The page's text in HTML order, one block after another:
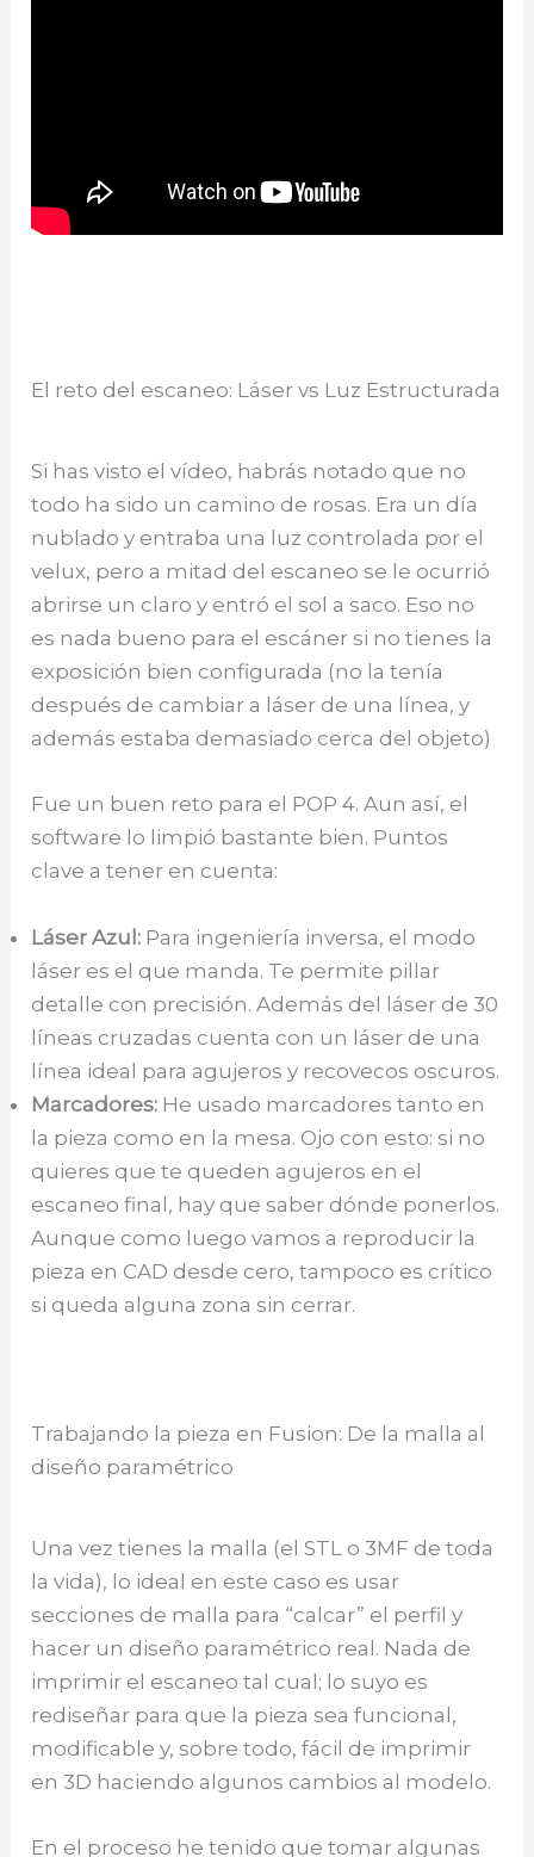
El reto del escaneo: Láser vs Luz Estructurada
Si has visto el vídeo, habrás notado que no
todo ha sido un camino de rosas. Era un día
nublado y entraba una luz controlada por el
velux, pero a mitad del escaneo se le ocurrió
abrirse un claro y entró el sol a saco. Eso no
es nada bueno para el escáner si no tienes la
exposición bien configurada (no la tenía
después de cambiar a láser de una línea, y
además estaba demasiado cerca del objeto)
Fue un buen reto para el POP 4. Aun así, el
software lo limpió bastante bien. Puntos
clave a tener en cuenta:
Láser Azul: Para ingeniería inversa, el modo
láser es el que manda. Te permite pillar
detalle con precisión. Además del láser de 30
líneas cruzadas cuenta con un láser de una
línea ideal para agujeros y recovecos oscuros.
Marcadores: He usado marcadores tanto en
la pieza como en la mesa. Ojo con esto: si no
quieres que te queden agujeros en el
escaneo final, hay que saber dónde ponerlos.
Aunque como luego vamos a reproducir la
pieza en CAD desde cero, tampoco es crítico
si queda alguna zona sin cerrar.
Trabajando la pieza en Fusion: De la malla al
diseño paramétrico
Una vez tienes la malla (el STL o 3MF de toda
la vida), lo ideal en este caso es usar
secciones de malla para “calcar” el perfil y
hacer un diseño paramétrico real. Nada de
imprimir el escaneo tal cual; lo suyo es
rediseñar para que la pieza sea funcional,
modificable y, sobre todo, fácil de imprimir
en 3D haciendo algunos cambios al modelo.
En el proceso he tenido que tomar algunas